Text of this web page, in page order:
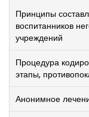
Принципы
воспитанников
учреждений
Процедура
этапы,
Анонимное